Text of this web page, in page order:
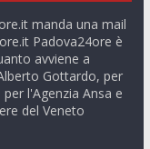
manda una mail
Padova24ore è
avviene a
Gottardo, per
l'Agenzia Ansa e
del Veneto